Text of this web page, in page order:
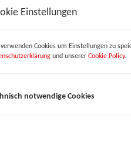
Einstellungen
Cookies um Einstellungen zu
und unserer Cookie Policy.
notwendige Cookies